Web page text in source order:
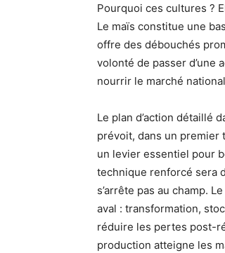
Pourquoi ces cultures ?
Le maïs constitue une
offre des débouchés
volonté de passer d’une
nourrir le marché
Le plan d’action détaillé
prévoit, dans un premier
un levier essentiel pour
technique renforcé sera
s’arrête pas au champ.
aval : transformation,
réduire les pertes post-
production atteigne les